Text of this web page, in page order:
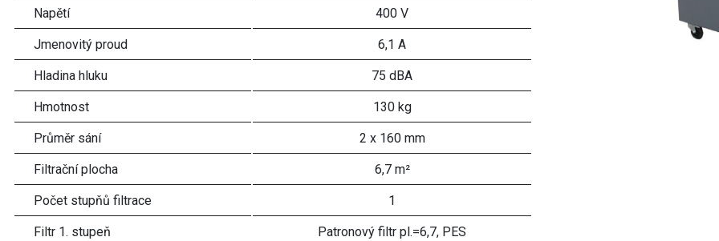
Napětí 400 V
Jmenovitý proud 6,1 A
Hladina hluku 75 dBA
Hmotnost 130 kg
Průměr sání 2 x 160 mm
Filtrační plocha 6,7 m²
Počet stupňů filtrace 1
Filtr 1. stupeň Patronový filtr pl.=6,7, PES